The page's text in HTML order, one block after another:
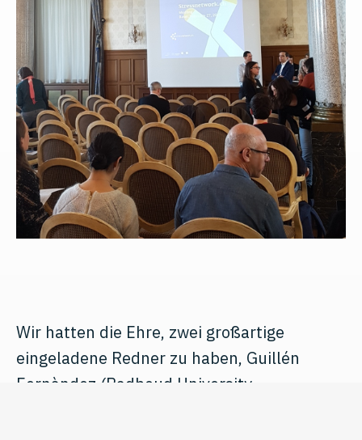
Wir hatten die Ehre, zwei großartige
eingeladene Redner zu haben, Guillén
Fernàndez (Radboud University,